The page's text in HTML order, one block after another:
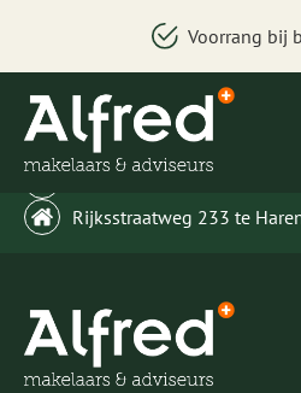
Voorrang bij
Rijksstraatweg 233 te